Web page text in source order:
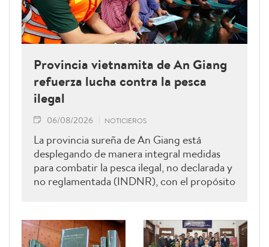
Provincia vietnamita de An Giang
refuerza lucha contra la pesca
ilegal
06/08/2026 NOTICIEROS
La provincia sureña de An Giang está
desplegando de manera integral medidas
para combatir la pesca ilegal, no declarada y
no reglamentada (INDNR), con el propósito
advertencia de la “tarjeta amarilla” impuesta
por la Comisión Europea y reforzar el